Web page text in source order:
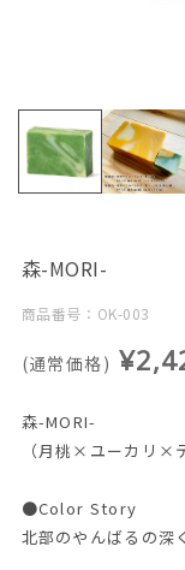
森-MORI-
商品番号：OK-003
(通常価格)
森-MORI-
（月桃×ユーカリ×
●Color Story
北部のやんばるの深